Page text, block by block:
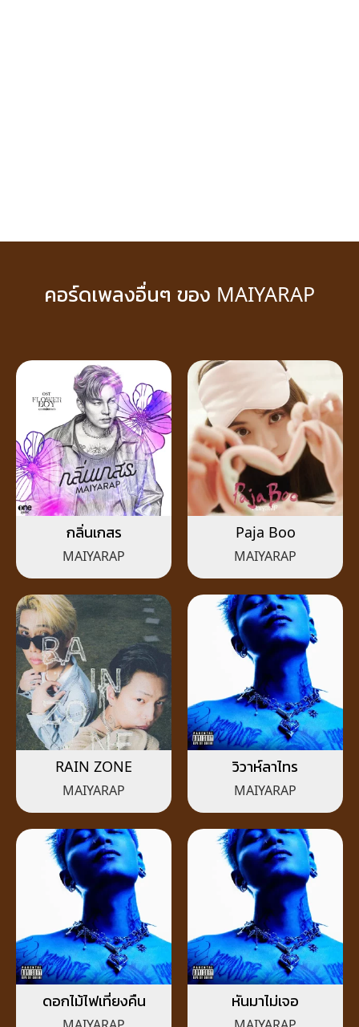
คอร์ดเพลงอื่นๆ ของ MAIYARAP
กลิ่นเกสร
MAIYARAP
Paja Boo
MAIYARAP
RAIN ZONE
MAIYARAP
วิวาห์ลาไทร
MAIYARAP
ดอกไม้ไฟเที่ยงคืน หันมาไม่เจอ